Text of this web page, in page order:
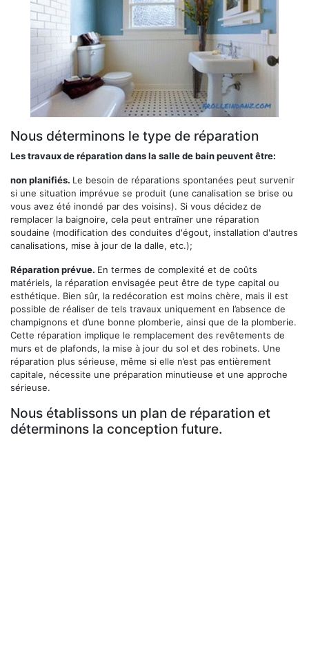
Nous déterminons le type de réparation
Les travaux de réparation dans la salle de bain peuvent être:
non planifiés. Le besoin de réparations spontanées peut survenir
si une situation imprévue se produit (une canalisation se brise ou
vous avez été inondé par des voisins). Si vous décidez de
remplacer la baignoire, cela peut entraîner une réparation
soudaine (modification des conduites d'égout, installation d'autres
canalisations, mise à jour de la dalle, etc.);
Réparation prévue. En termes de complexité et de coûts
matériels, la réparation envisagée peut être de type capital ou
esthétique. Bien sûr, la redécoration est moins chère, mais il est
possible de réaliser de tels travaux uniquement en l’absence de
champignons et d’une bonne plomberie, ainsi que de la plomberie.
Cette réparation implique le remplacement des revêtements de
murs et de plafonds, la mise à jour du sol et des robinets. Une
réparation plus sérieuse, même si elle n’est pas entièrement
capitale, nécessite une préparation minutieuse et une approche
sérieuse.
Nous établissons un plan de réparation et
déterminons la conception future.